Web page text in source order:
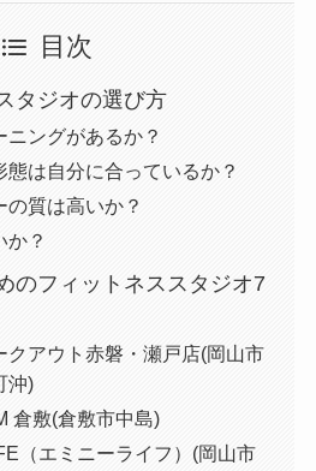
目次
タジオの選び方
ニングがあるか？
態は自分に合っているか？
の質は高いか？
か？
のフィットネススタジオ7
クアウト赤磐・瀬戸店(岡山市
沖)
倉敷(倉敷市中島)
（エミニーライフ）(岡山市